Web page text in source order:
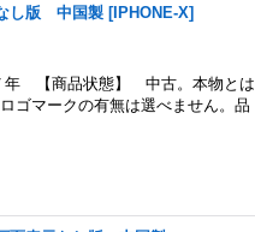
し版 中国製 [IPHONE-X]
【商品状態】 中古。本物とは
ゴマークの有無は選べません。品